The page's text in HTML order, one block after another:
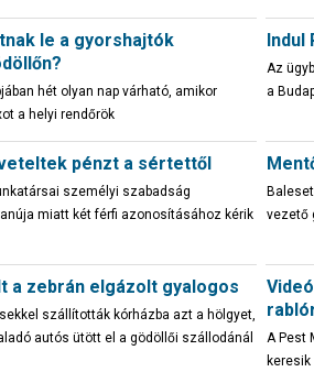
le a gyorshajtók
hét olyan nap várható, amikor
a helyi rendőrök
Indul
Az
a
pénzt a sértettől
személyi szabadság
miatt két férfi azonosításához kérik
vezető
a zebrán elgázolt gyalogos
szállították kórházba azt a hölgyet,
autós ütött el a gödöllői szállodánál
A Pest